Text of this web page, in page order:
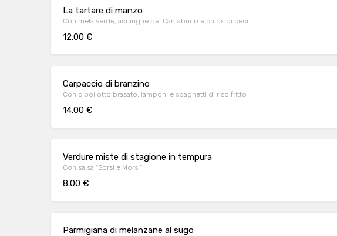
La tartare di manzo
Con mela verde, acciughe del Cantabrico e chips di ceci
12.00 €
Carpaccio di branzino
Con cipollotto brasato, lamponi e spaghetti di riso fritto
14.00 €
Verdure miste di stagione in tempura
Con salsa "Sorsi e Morsi"
8.00 €
Parmigiana di melanzane al sugo